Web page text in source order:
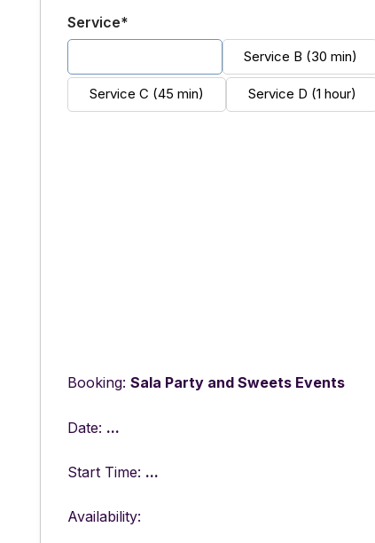
Service*
Service B (30 min)
Service C (45 min) Service D (1 hour)
Booking: Sala Party and Sweets Events
Date: ...
Start Time: ...
Availability: